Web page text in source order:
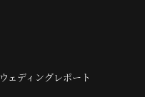
ウェディングレポート